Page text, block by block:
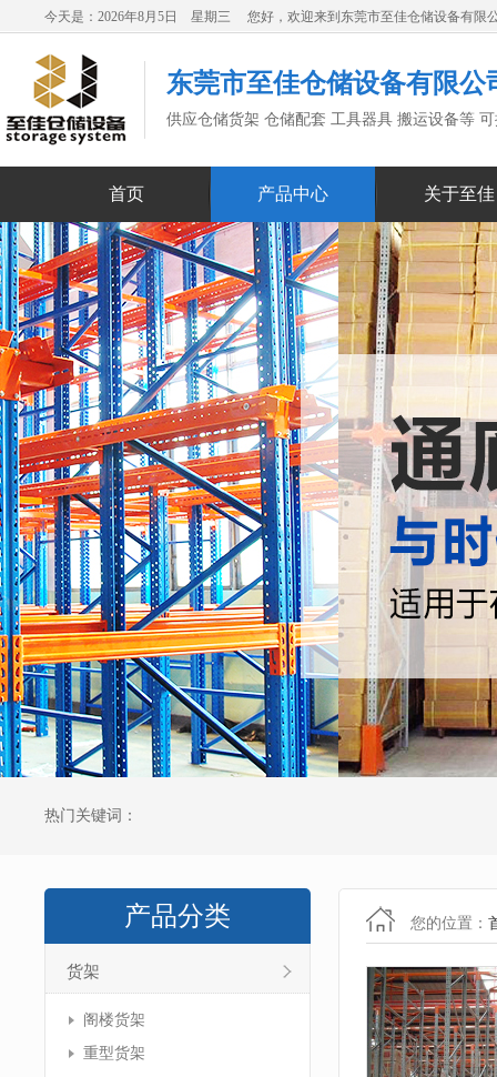
今天是：2026年8月5日 星期三 您好，欢迎来到东莞市至佳仓储设备有限
东莞市至佳仓储设备有限公
供应仓储货架 仓储配套 工具器具 搬运设备等
首页 产品中心 关于至佳
热门关键词：
产品分类
货架
阁楼货架
重型货架
您的位置：